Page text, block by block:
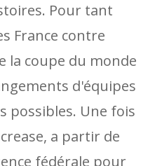
Pour tant
France contre
la coupe du monde
d'équipes
possibles. Une fois
a partir de
fédérale pour